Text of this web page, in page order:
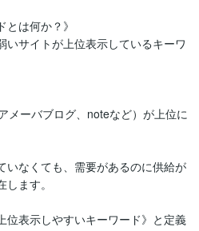
とは何か？》
いサイトが上位表示しているキーワ
メーバブログ、noteなど）が上位に
いなくても、需要があるのに供給が
ます。
位表示しやすいキーワード》と定義